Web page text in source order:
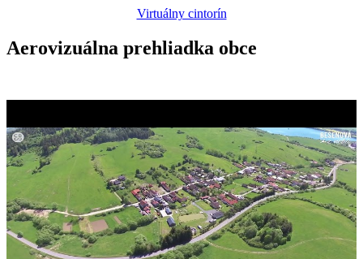
Virtuálny cintorín
Aerovizuálna prehliadka obce